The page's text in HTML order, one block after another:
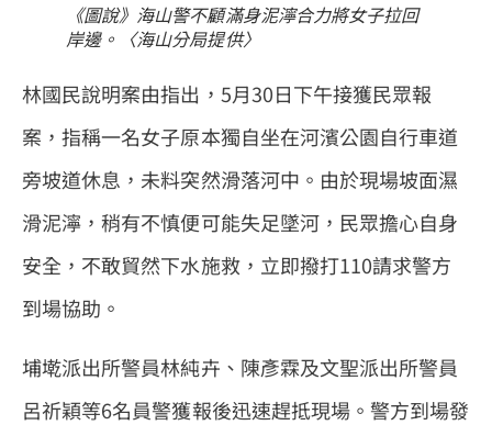
《圖說》海山警不顧滿身泥濘合力將女子拉回
岸邊。〈海山分局提供〉
林國民說明案由指出，5月30日下午接獲民眾報
案，指稱一名女子原本獨自坐在河濱公園自行車道
旁坡道休息，未料突然滑落河中。由於現場坡面濕
滑泥濘，稍有不慎便可能失足墜河，民眾擔心自身
安全，不敢貿然下水施救，立即撥打110請求警方
到場協助。
埔墘派出所警員林純卉、陳彥霖及文聖派出所警員
呂祈穎等6名員警獲報後迅速趕抵現場。警方到場發